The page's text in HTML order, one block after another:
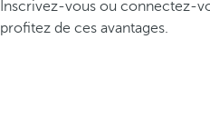
Inscrivez-vous ou connectez-
profitez de ces avantages.